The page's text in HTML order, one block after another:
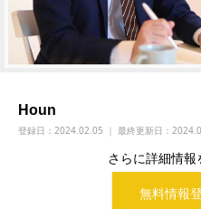
Houn
登録日： 2024.02.05 ｜ 最終更新日：
さらに詳細情
無料情報